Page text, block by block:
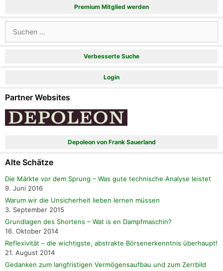
Premium Mitglied werden
nach:
Verbesserte Suche
Login
Partner Websites
Depoleon von Frank Sauerland
Alte Schätze
Die Märkte vor dem Sprung – Was gute technische Analyse leistet
9. Juni 2016
Warum wir die Unsicherheit lieben lernen müssen
3. September 2015
Grundlagen des Shortens – Wat is en Dampfmaschin?
16. Oktober 2014
Reflexivität – die wichtigste, abstrakte Börsenerkenntnis überhaupt!
21. August 2014
Gedanken zum langfristigen Vermögensaufbau und zum Zerrbild